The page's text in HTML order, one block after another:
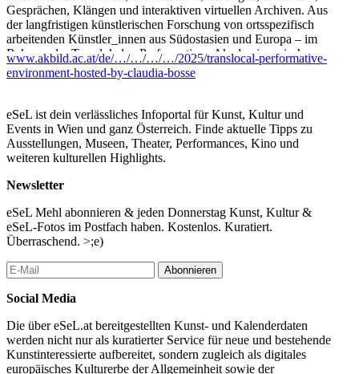
Gesprächen, Klängen und interaktiven virtuellen Archiven. Aus
der langfristigen künstlerischen Forschung von ortsspezifisch
arbeitenden Künstler_innen aus Südostasien und Europa – im
Rahmen der Translokalen Performativen Akademie zwischen
2022 und 2025 – werden künstlerische Formate präsentiert. Es ist
eine Einladung, sich auf das Vergnügen des Missverstehens und
einzulassen. Wir befragen den Einfluss geopolitischer und
tektonischer Umbrüche auf künstlerische Arbeit und
experimentieren mit neuen Strategien der Peer-to-Peer-Solidarität
zwischen Künstler_innen. Wir öffnen Raum für die Begegnung
mit künstlerischen Arbeiten, verkörpertem Wissen, räumlichen
Konzepten und Visionen – entlang neuer Ökologien, lokaler
Öffentliches Programm
Eröffnung durch Felicitas Thun-Hohenstein / Akademie der
bildenden Künste Wien
17:15–19 h: Im Obergeschoss der Galerie entsteht eine
vielstimmige Live-Installation mit den Künstler_innen Irwan
Ahmett, Pat Toh Ling, Dea Widya, Marcella Brunner, Yola
Yulfianti, Riyad Shalihin, Kelvin Djunaidi, Abi Muhammad Latif
www.akbild.ac.at/de/…/…/…/…/2025/translocal-performative-
environment-hosted-by-claudia-bosse
eSeL ist dein verlässliches Infoportal für Kunst, Kultur und
Events in Wien und ganz Österreich. Finde aktuelle Tipps zu
Ausstellungen, Museen, Theater, Performances, Kino und
weiteren kulturellen Highlights.
Newsletter
eSeL Mehl abonnieren & jeden Donnerstag Kunst, Kultur &
eSeL-Fotos im Postfach haben. Kostenlos. Kuratiert.
Überraschend. >;e)
Abonnieren
Social Media
Die über eSeL.at bereitgestellten Kunst- und Kalenderdaten
werden nicht nur als kuratierter Service für neue und bestehende
Kunstinteressierte aufbereitet, sondern zugleich als digitales
europäisches Kulturerbe der Allgemeinheit sowie der